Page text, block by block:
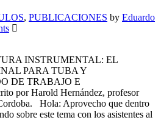
, PUBLICACIONES by Eduardo
INSTRUMENTAL: EL
PARA TUBA Y
DE TRABAJO E
por Harold Hernández, profesor
Hola: Aprovecho que dentro
sobre este tema con los asistentes al